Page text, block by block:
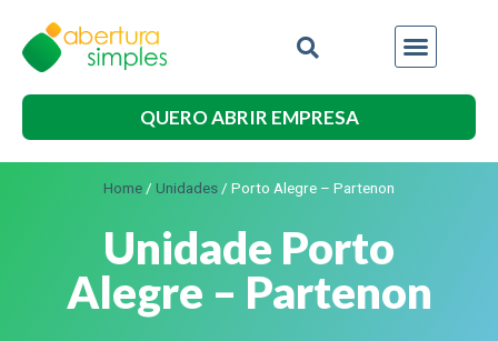
QUERO ABRIR EMPRESA
Home / Unidades / Porto Alegre – Partenon
Unidade Porto
Alegre – Partenon